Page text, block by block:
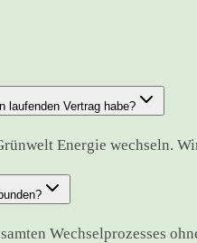
laufenden Vertrag habe?
Energie wechseln.
Wechselprozesses